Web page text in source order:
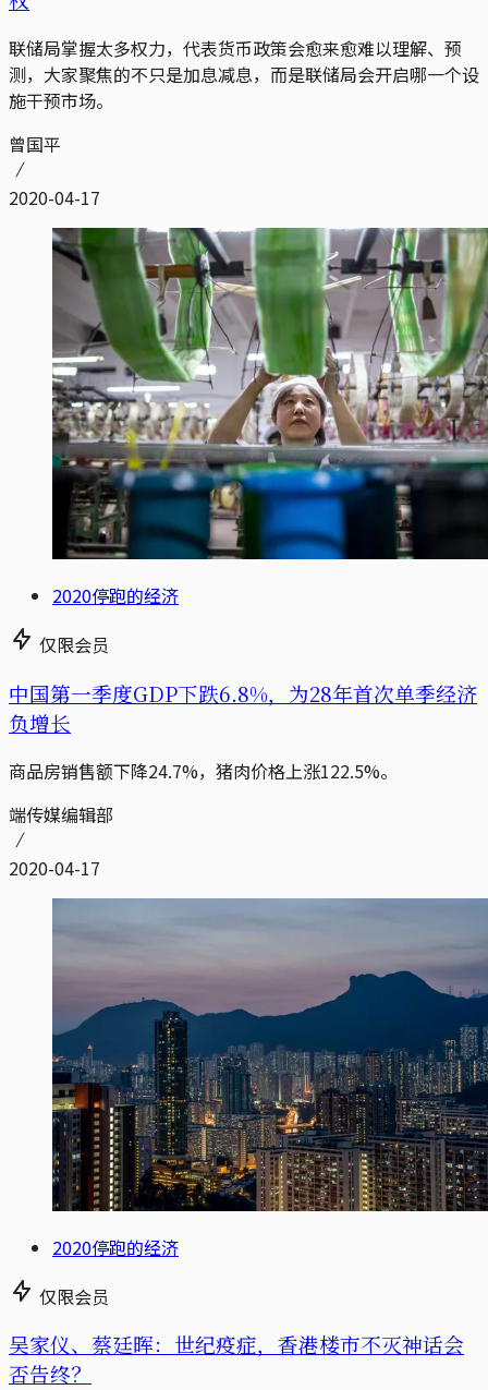
联储局掌握太多权力，代表货币政策会愈来愈难以理解、预
测，大家聚焦的不只是加息减息，而是联储局会开启哪一个设
施干预市场。
曾国平
2020-04-17
2020停跑的经济
仅限会员
中国第一季度GDP下跌6.8%，为28年首次单季经济
负增长
商品房销售额下降24.7%，猪肉价格上涨122.5%。
端传媒编辑部
2020-04-17
2020停跑的经济
仅限会员
吴家仪、蔡廷晖：世纪疫症，香港楼市不灭神话会
否告终？